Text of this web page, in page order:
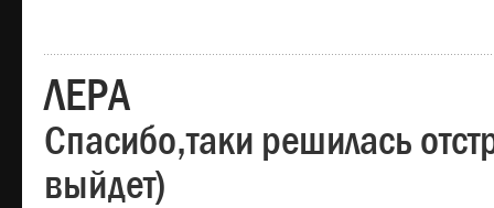
ЛЕРА
Спасибо,таки решилась
выйдет)